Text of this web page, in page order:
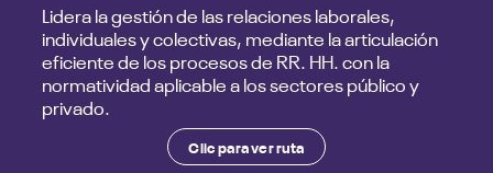
Lidera la gestión de las relaciones laborales,
individuales y colectivas, mediante la articulación
eficiente de los procesos de RR. HH. con la
normatividad aplicable a los sectores público y
privado.
Clic para ver ruta